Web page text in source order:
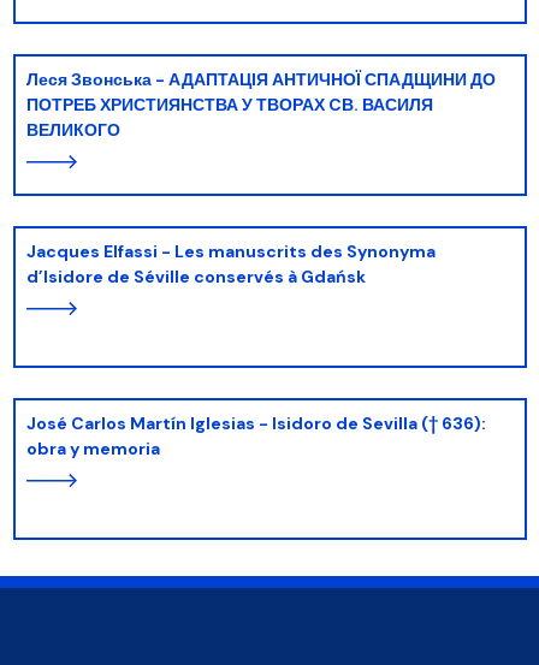
Леся Звонська - АДАПТАЦІЯ АНТИЧНОЇ СПАДЩИНИ ДО
ПОТРЕБ ХРИСТИЯНСТВА У ТВОРАХ CВ. ВАСИЛЯ
ВЕЛИКОГО
Jacques Elfassi - Les manuscrits des Synonyma
d’Isidore de Séville conservés à Gdańsk
José Carlos Martín Iglesias - Isidoro de Sevilla († 636):
obra y memoria